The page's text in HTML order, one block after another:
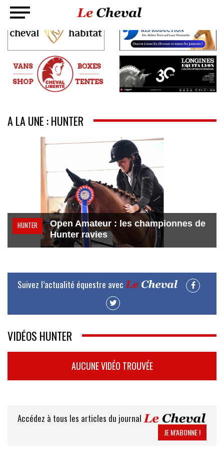
A LA UNE : HUNTER
HUNTER
Open Amateur : les championnes de
Hunter ravies
Suivez l’actualité équestre avec
VIDÉOS HUNTER
AUCUNE VIDÉO TROUVÉE
Accédez à tous les articles du journal
JE M’ABONNE !